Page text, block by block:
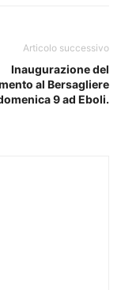
Articolo successivo
Inaugurazione del
al Bersagliere
9 ad Eboli.